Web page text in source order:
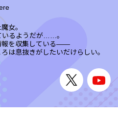
女。
いるようだが……。
報を収集している――
は息抜きがしたいだけらしい。